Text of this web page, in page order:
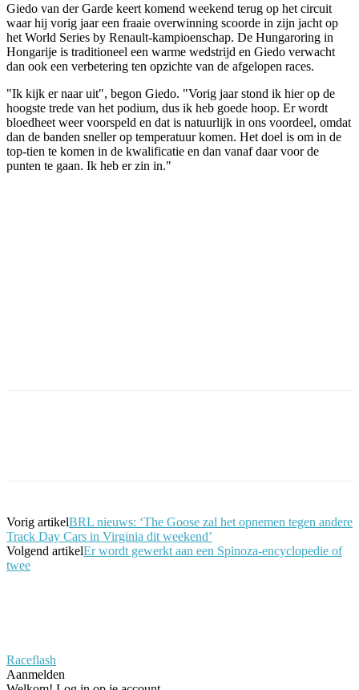
Giedo van der Garde keert komend weekend terug op het circuit
waar hij vorig jaar een fraaie overwinning scoorde in zijn jacht op
het World Series by Renault-kampioenschap. De Hungaroring in
Hongarije is traditioneel een warme wedstrijd en Giedo verwacht
dan ook een verbetering ten opzichte van de afgelopen races.
"Ik kijk er naar uit", begon Giedo. "Vorig jaar stond ik hier op de
hoogste trede van het podium, dus ik heb goede hoop. Er wordt
bloedheet weer voorspeld en dat is natuurlijk in ons voordeel, omdat
dan de banden sneller op temperatuur komen. Het doel is om in de
top-tien te komen in de kwalificatie en dan vanaf daar voor de
punten te gaan. Ik heb er zin in."
Vorig artikelBRL nieuws: ‘The Goose zal het opnemen tegen andere
Track Day Cars in Virginia dit weekend’
Volgend artikelEr wordt gewerkt aan een Spinoza-encyclopedie of
twee
Raceflash
Aanmelden